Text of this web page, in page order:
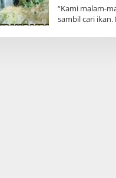
“Kami malam-
sambil cari ikan.